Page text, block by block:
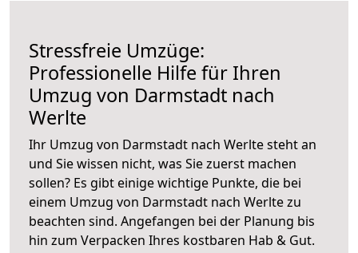
Stressfreie Umzüge:
Professionelle Hilfe für Ihren
Umzug von Darmstadt nach
Werlte
Ihr Umzug von Darmstadt nach Werlte steht an
und Sie wissen nicht, was Sie zuerst machen
sollen? Es gibt einige wichtige Punkte, die bei
einem Umzug von Darmstadt nach Werlte zu
beachten sind. Angefangen bei der Planung bis
hin zum Verpacken Ihres kostbaren Hab & Gut.